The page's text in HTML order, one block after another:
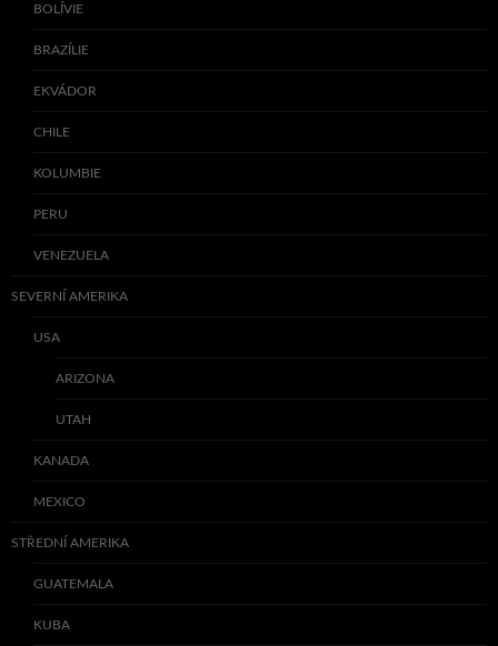
BOLÍVIE
BRAZÍLIE
EKVÁDOR
CHILE
KOLUMBIE
PERU
VENEZUELA
SEVERNÍ AMERIKA
USA
ARIZONA
UTAH
KANADA
MEXICO
STŘEDNÍ AMERIKA
GUATEMALA
KUBA